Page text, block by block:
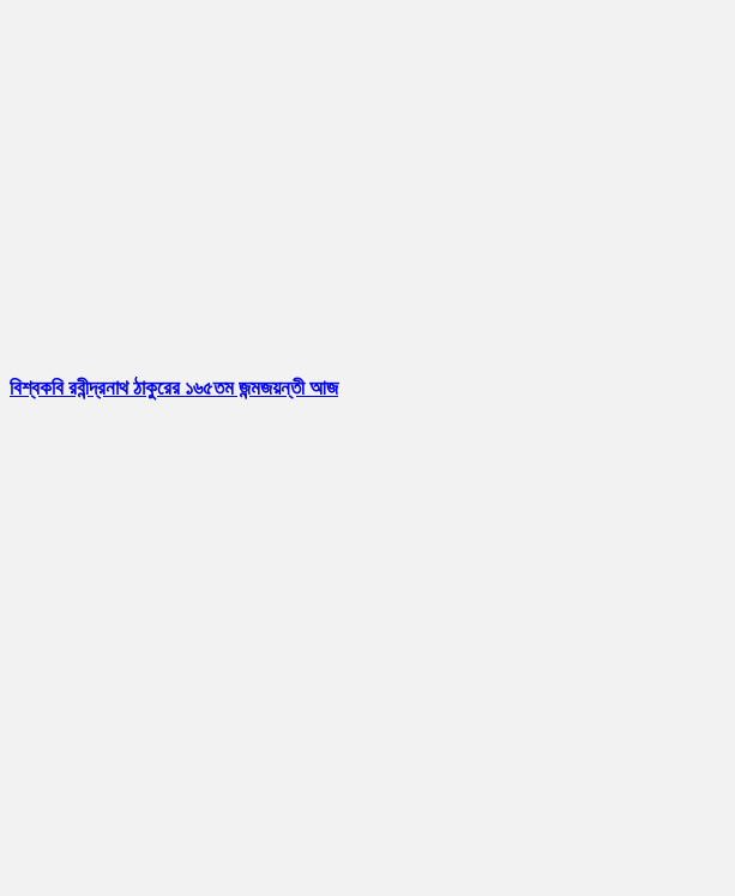
বিশ্বকবি রবীন্দ্রনাথ ঠাকুরের ১৬৫তম জন্মজয়ন্তী আজ